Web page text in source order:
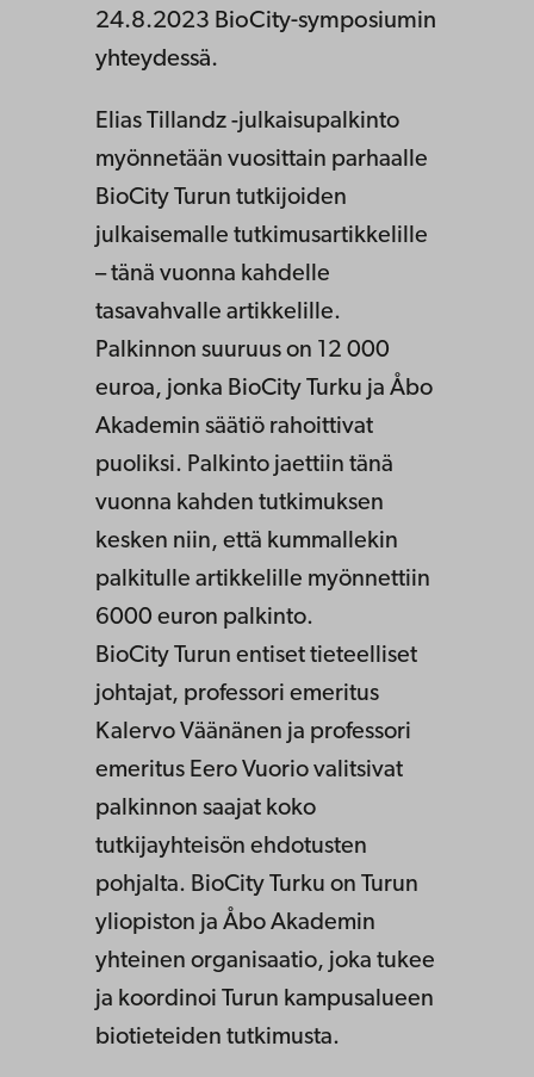
24.8.2023 BioCity-symposiumin
yhteydessä.
Elias Tillandz -julkaisupalkinto
myönnetään vuosittain parhaalle
BioCity Turun tutkijoiden
julkaisemalle tutkimusartikkelille
– tänä vuonna kahdelle
tasavahvalle artikkelille.
Palkinnon suuruus on 12 000
euroa, jonka BioCity Turku ja Åbo
Akademin säätiö rahoittivat
puoliksi. Palkinto jaettiin tänä
vuonna kahden tutkimuksen
kesken niin, että kummallekin
palkitulle artikkelille myönnettiin
6000 euron palkinto.
BioCity Turun entiset tieteelliset
johtajat, professori emeritus
Kalervo Väänänen ja professori
emeritus Eero Vuorio valitsivat
palkinnon saajat koko
tutkijayhteisön ehdotusten
pohjalta. BioCity Turku on Turun
yliopiston ja Åbo Akademin
yhteinen organisaatio, joka tukee
ja koordinoi Turun kampusalueen
biotieteiden tutkimusta.